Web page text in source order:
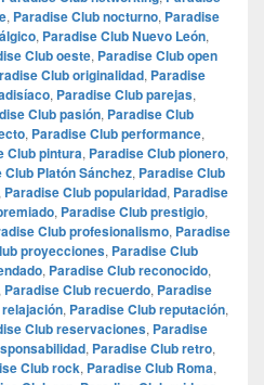
, Paradise Club nocturno, Paradise
, Paradise Club Nuevo León,
Club oeste, Paradise Club open
Club originalidad, Paradise
, Paradise Club parejas,
Club pasión, Paradise Club
, Paradise Club performance,
Club pintura, Paradise Club pionero,
Club Platón Sánchez, Paradise Club
Paradise Club popularidad, Paradise
, Paradise Club prestigio,
Club profesionalismo, Paradise
proyecciones, Paradise Club
, Paradise Club reconocido,
Paradise Club recuerdo, Paradise
, Paradise Club reputación,
Club reservaciones, Paradise
, Paradise Club retro,
Club rock, Paradise Club Roma,